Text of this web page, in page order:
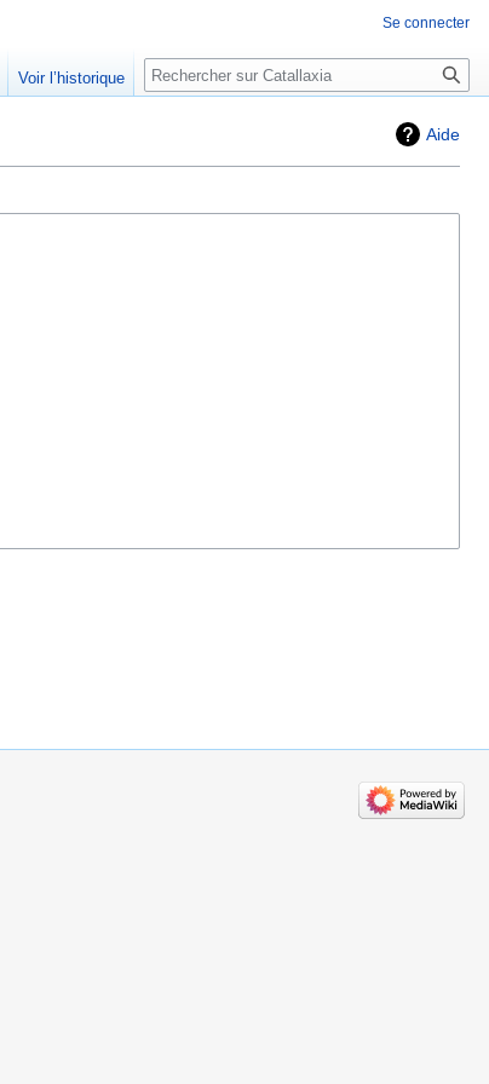
Aide
Se connecter
Voir l’historique Rechercher